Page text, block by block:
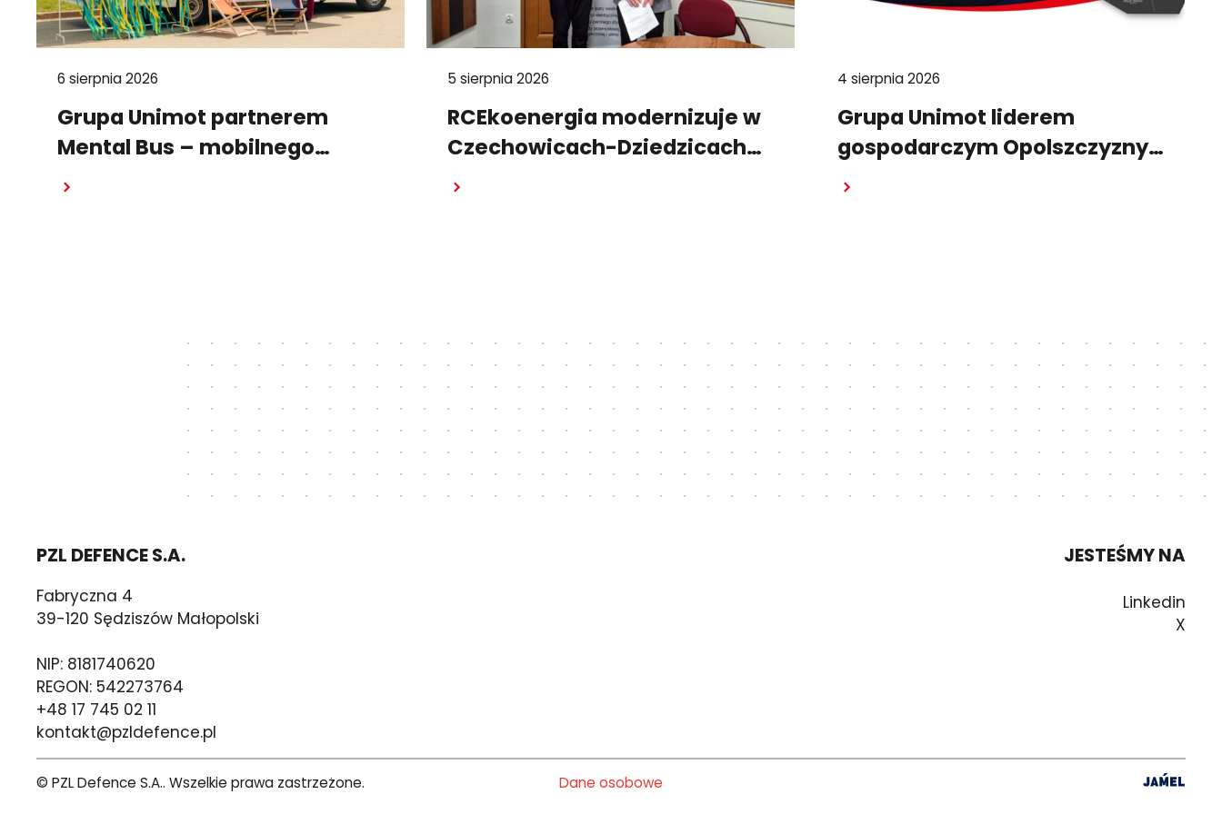
6 sierpnia 2026
Grupa Unimot partnerem
Mental Bus – mobilnego
punktu wsparcia
5 sierpnia 2026
RCEkoenergia modernizuje w
Czechowicach-Dziedzicach
system wytwarzania energii
4 sierpnia 2026
Grupa Unimot liderem
gospodarczym Opolszczyzny
w raporcie "Pulsu Biznesu"
PZL DEFENCE S.A.
Fabryczna 4
39-120 Sędziszów Małopolski
NIP: 8181740620
REGON: 542273764
+48 17 745 02 11
kontakt@pzldefence.pl
JESTEŚMY NA
Linkedin
X
© PZL Defence S.A.. Wszelkie prawa zastrzeżone. Dane osobowe